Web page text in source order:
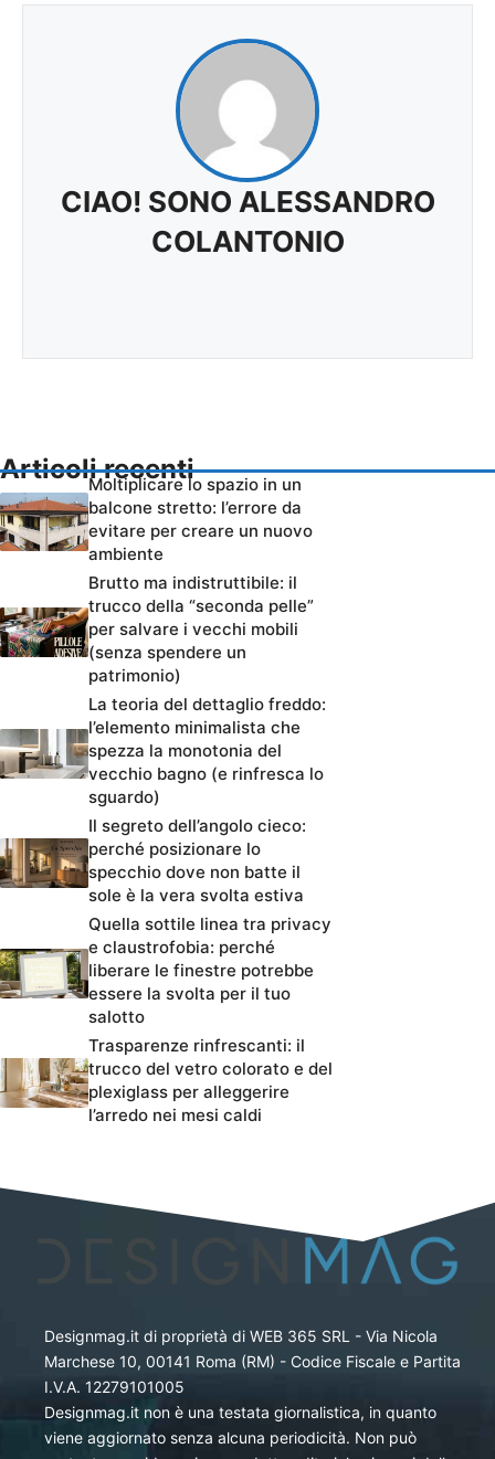
CIAO! SONO ALESSANDRO
COLANTONIO
Articoli recenti
Moltiplicare lo spazio in un
balcone stretto: l’errore da
evitare per creare un nuovo
ambiente
Brutto ma indistruttibile: il
trucco della “seconda pelle”
per salvare i vecchi mobili
(senza spendere un
patrimonio)
La teoria del dettaglio freddo:
l’elemento minimalista che
spezza la monotonia del
vecchio bagno (e rinfresca lo
sguardo)
Il segreto dell’angolo cieco:
perché posizionare lo
specchio dove non batte il
sole è la vera svolta estiva
Quella sottile linea tra privacy
e claustrofobia: perché
liberare le finestre potrebbe
essere la svolta per il tuo
salotto
Trasparenze rinfrescanti: il
trucco del vetro colorato e del
plexiglass per alleggerire
l’arredo nei mesi caldi
Designmag.it di proprietà di WEB 365 SRL - Via Nicola
Marchese 10, 00141 Roma (RM) - Codice Fiscale e Partita
I.V.A. 12279101005
Designmag.it non è una testata giornalistica, in quanto
viene aggiornato senza alcuna periodicità. Non può